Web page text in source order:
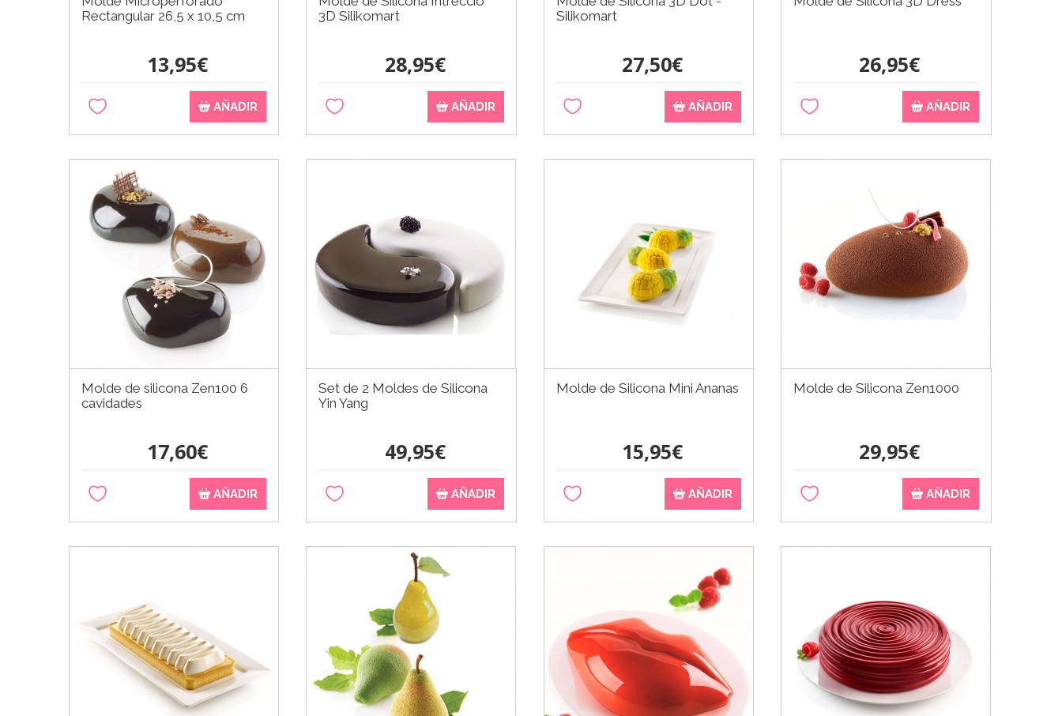
Rectangular 26,5 x 10,5 cm
13,95€
AÑADIR
3D Silikomart
28,95€
AÑADIR
Silikomart
27,50€
AÑADIR
26,95€
AÑADIR
Molde de silicona Zen100 6
cavidades
17,60€
AÑADIR
Set de 2 Moldes de Silicona
Yin Yang
49,95€
AÑADIR
Molde de Silicona Mini Ananas
15,95€
AÑADIR
Molde de Silicona Zen1000
29,95€
AÑADIR